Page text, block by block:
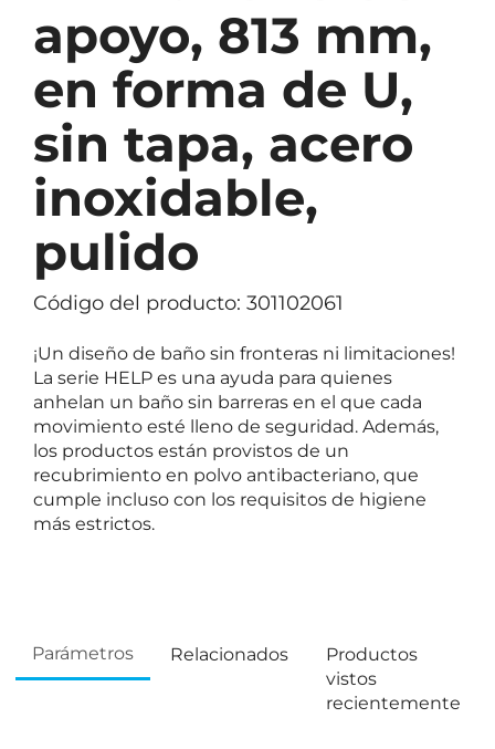
apoyo, 813 mm,
en forma de U,
sin tapa, acero
inoxidable,
pulido
Código del producto: 301102061
¡Un diseño de baño sin fronteras ni limitaciones!
La serie HELP es una ayuda para quienes
anhelan un baño sin barreras en el que cada
movimiento esté lleno de seguridad. Además,
los productos están provistos de un
recubrimiento en polvo antibacteriano, que
cumple incluso con los requisitos de higiene
más estrictos.
Parámetros Relacionados
Productos
vistos
recientemente